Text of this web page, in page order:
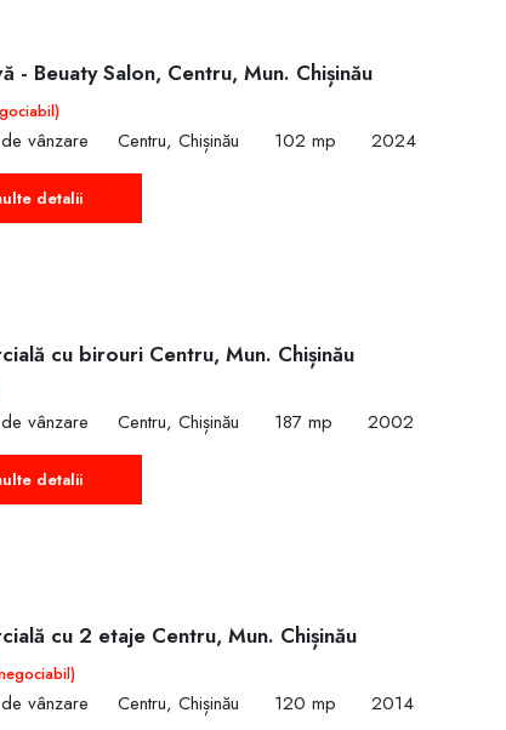
- Beuaty Salon, Centru, Mun. Chișinău
vânzare Centru, Chișinău 102 mp 2024
detalii
cu birouri Centru, Mun. Chișinău
vânzare Centru, Chișinău 187 mp 2002
detalii
cu 2 etaje Centru, Mun. Chișinău
vânzare Centru, Chișinău 120 mp 2014